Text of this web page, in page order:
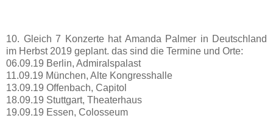
10. Gleich 7 Konzerte hat Amanda Palmer in Deutschland
im Herbst 2019 geplant. das sind die Termine und Orte:
06.09.19 Berlin, Admiralspalast
11.09.19 München, Alte Kongresshalle
13.09.19 Offenbach, Capitol
18.09.19 Stuttgart, Theaterhaus
19.09.19 Essen, Colosseum